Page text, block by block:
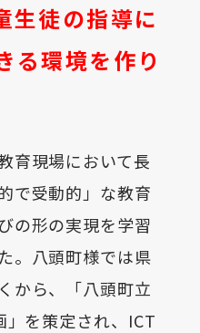
生徒の指導に
る環境を作り
育現場において長
で受動的」な教育
の形の実現を学習
。八頭町様では県
から、「八頭町立
」を策定され、ICT